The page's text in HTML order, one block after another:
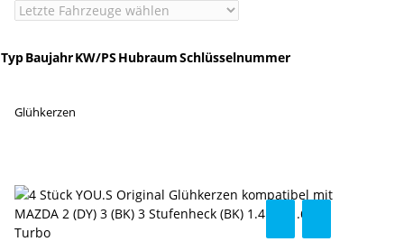
TypBaujahrKW/PS HubraumSchlüsselnummer
Glühkerzen